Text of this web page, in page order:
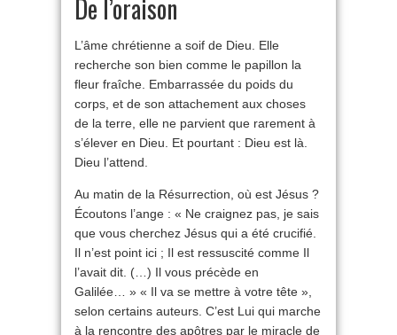
De l’oraison
L’âme chrétienne a soif de Dieu. Elle
recherche son bien comme le papillon la
fleur fraîche. Embarrassée du poids du
corps, et de son attachement aux choses
de la terre, elle ne parvient que rarement à
s’élever en Dieu. Et pourtant : Dieu est là.
Dieu l’attend.
Au matin de la Résurrection, où est Jésus ?
Écoutons l’ange : « Ne craignez pas, je sais
que vous cherchez Jésus qui a été crucifié.
Il n’est point ici ; Il est ressuscité comme Il
l’avait dit. (…) Il vous précède en
Galilée… » « Il va se mettre à votre tête »,
selon certains auteurs. C’est Lui qui marche
à la rencontre des apôtres par le miracle de